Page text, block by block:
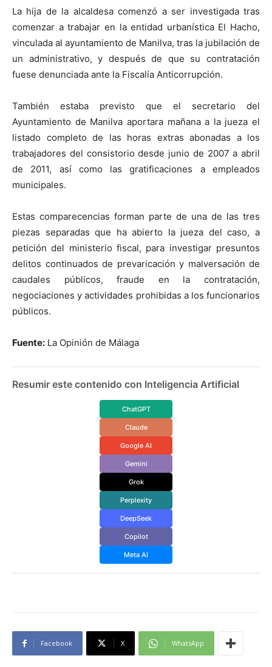
La hija de la alcaldesa comenzó a ser investigada tras
comenzar a trabajar en la entidad urbanística El Hacho,
vinculada al ayuntamiento de Manilva, tras la jubilación de
un administrativo, y después de que su contratación
fuese denunciada ante la Fiscalía Anticorrupción.
También estaba previsto que el secretario del
Ayuntamiento de Manilva aportara mañana a la jueza el
listado completo de las horas extras abonadas a los
trabajadores del consistorio desde junio de 2007 a abril
de 2011, así como las gratificaciones a empleados
municipales.
Estas comparecencias forman parte de una de las tres
piezas separadas que ha abierto la jueza del caso, a
petición del ministerio fiscal, para investigar presuntos
delitos continuados de prevaricación y malversación de
caudales públicos, fraude en la contratación,
negociaciones y actividades prohibidas a los funcionarios
públicos.
Fuente: La Opinión de Málaga
Resumir este contenido con Inteligencia Artificial
ChatGPT
Claude
Google AI
Gemini
Grok
Perplexity
DeepSeek
Copilot
Meta AI
Facebook X WhatsApp